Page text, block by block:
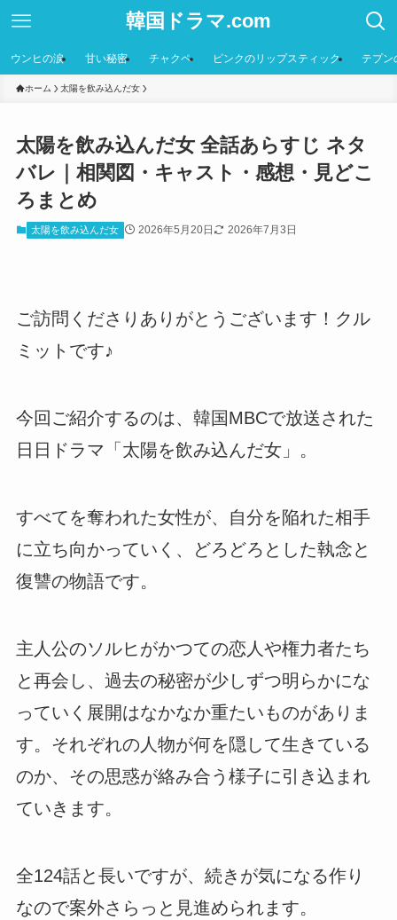
韓国ドラマ.com
ウンヒの涙 甘い秘密 チャクペ ピンクのリップスティック テプン
ホーム 太陽を飲み込んだ女
太陽を飲み込んだ女 全話あらすじ ネタ
バレ｜相関図・キャスト・感想・見どこ
ろまとめ
太陽を飲み込んだ女 2026年5月20日 2026年7月3日
ご訪問くださりありがとうございます！クル
ミットです♪
今回ご紹介するのは、韓国MBCで放送された
日日ドラマ「太陽を飲み込んだ女」。
すべてを奪われた女性が、自分を陥れた相手
に立ち向かっていく、どろどろとした執念と
復讐の物語です。
主人公のソルヒがかつての恋人や権力者たち
と再会し、過去の秘密が少しずつ明らかにな
っていく展開はなかなか重たいものがありま
す。それぞれの人物が何を隠して生きている
のか、その思惑が絡み合う様子に引き込まれ
ていきます。
全124話と長いですが、続きが気になる作り
なので案外さらっと見進められます。